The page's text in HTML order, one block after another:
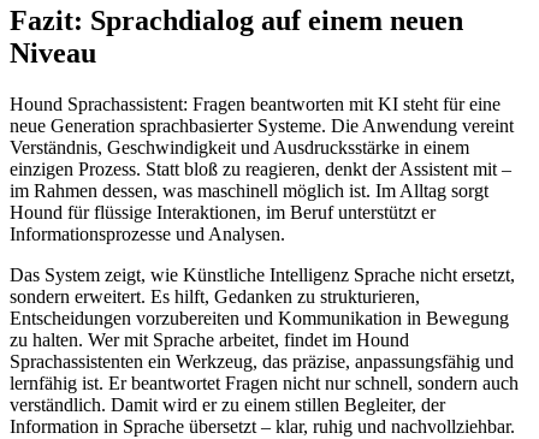
Fazit: Sprachdialog auf einem neuen
Niveau
Hound Sprachassistent: Fragen beantworten mit KI steht für eine
neue Generation sprachbasierter Systeme. Die Anwendung vereint
Verständnis, Geschwindigkeit und Ausdrucksstärke in einem
einzigen Prozess. Statt bloß zu reagieren, denkt der Assistent mit –
im Rahmen dessen, was maschinell möglich ist. Im Alltag sorgt
Hound für flüssige Interaktionen, im Beruf unterstützt er
Informationsprozesse und Analysen.
Das System zeigt, wie Künstliche Intelligenz Sprache nicht ersetzt,
sondern erweitert. Es hilft, Gedanken zu strukturieren,
Entscheidungen vorzubereiten und Kommunikation in Bewegung
zu halten. Wer mit Sprache arbeitet, findet im Hound
Sprachassistenten ein Werkzeug, das präzise, anpassungsfähig und
lernfähig ist. Er beantwortet Fragen nicht nur schnell, sondern auch
verständlich. Damit wird er zu einem stillen Begleiter, der
Information in Sprache übersetzt – klar, ruhig und nachvollziehbar.